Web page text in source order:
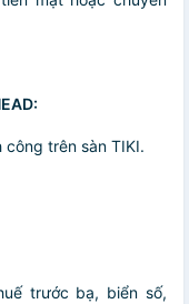
công trên sàn TIKI.
trước bạ, biển số,